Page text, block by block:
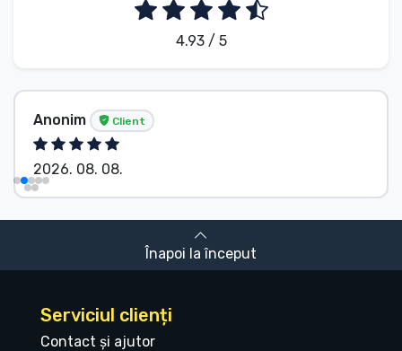
4.93 / 5
Anonim Client
2026. 08. 08.
Înapoi la început
Serviciul clienți
Contact și ajutor